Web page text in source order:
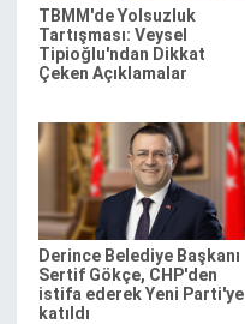
TBMM'de Yolsuzluk
Tartışması: Veysel
Tipioğlu'ndan Dikkat
Çeken Açıklamalar
Derince Belediye Başkanı
Sertif Gökçe, CHP'den
istifa ederek Yeni Parti'ye
katıldı